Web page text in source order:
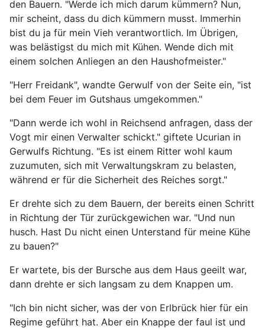
den Bauern. "Werde ich mich darum kümmern? Nun,
mir scheint, dass du dich kümmern musst. Immerhin
bist du ja für mein Vieh verantwortlich. Im Übrigen,
was belästigst du mich mit Kühen. Wende dich mit
einem solchen Anliegen an den Haushofmeister."
"Herr Freidank", wandte Gerwulf von der Seite ein, "ist
bei dem Feuer im Gutshaus umgekommen."
"Dann werde ich wohl in Reichsend anfragen, dass der
Vogt mir einen Verwalter schickt." giftete Ucurian in
Gerwulfs Richtung. "Es ist einem Ritter wohl kaum
zuzumuten, sich mit Verwaltungskram zu belasten,
während er für die Sicherheit des Reiches sorgt."
Er drehte sich zu dem Bauern, der bereits einen Schritt
in Richtung der Tür zurückgewichen war. "Und nun
husch. Hast Du nicht einen Unterstand für meine Kühe
zu bauen?"
Er wartete, bis der Bursche aus dem Haus geeilt war,
dann drehte er sich langsam zu dem Knappen um.
"Ich bin nicht sicher, was der von Erlbrück hier für ein
Regime geführt hat. Aber ein Knappe der faul ist und